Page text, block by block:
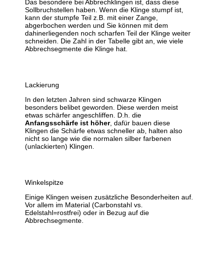
Das besondere bei Abbrechklingen ist, dass diese
Sollbruchstellen haben. Wenn die Klinge stumpf ist,
kann der stumpfe Teil z.B. mit einer Zange,
abgerbochen werden und Sie können mit dem
dahinerliegenden noch scharfen Teil der Klinge weiter
schneiden. Die Zahl in der Tabelle gibt an, wie viele
Abbrechsegmente die Klinge hat.
Lackierung
In den letzten Jahren sind schwarze Klingen
besonders belibet geworden. Diese werden meist
etwas schärfer angeschliffen. D.h. die
Anfangsschärfe ist höher, dafür bauen diese
Klingen die Schärfe etwas schneller ab, halten also
nicht so lange wie die normalen silber farbenen
(unlackierten) Klingen.
Winkelspitze
Einige Klingen weisen zusätzliche Besonderheiten auf.
Vor allem im Material (Carbonstahl vs.
Edelstahl=rostfrei) oder in Bezug auf die
Abbrechsegmente.